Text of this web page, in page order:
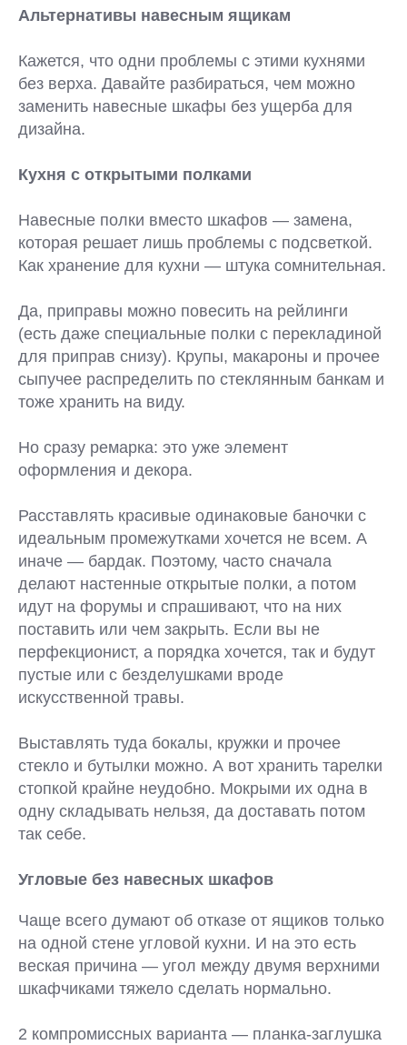
Альтернативы навесным ящикам
Кажется, что одни проблемы с этими кухнями
без верха. Давайте разбираться, чем можно
заменить навесные шкафы без ущерба для
дизайна.
Кухня с открытыми полками
Навесные полки вместо шкафов — замена,
которая решает лишь проблемы с подсветкой.
Как хранение для кухни — штука сомнительная.
Да, приправы можно повесить на рейлинги
(есть даже специальные полки с перекладиной
для приправ снизу). Крупы, макароны и прочее
сыпучее распределить по стеклянным банкам и
тоже хранить на виду.
Но сразу ремарка: это уже элемент
оформления и декора.
Расставлять красивые одинаковые баночки с
идеальным промежутками хочется не всем. А
иначе — бардак. Поэтому, часто сначала
делают настенные открытые полки, а потом
идут на форумы и спрашивают, что на них
поставить или чем закрыть. Если вы не
перфекционист, а порядка хочется, так и будут
пустые или с безделушками вроде
искусственной травы.
Выставлять туда бокалы, кружки и прочее
стекло и бутылки можно. А вот хранить тарелки
стопкой крайне неудобно. Мокрыми их одна в
одну складывать нельзя, да доставать потом
так себе.
Угловые без навесных шкафов
Чаще всего думают об отказе от ящиков только
на одной стене угловой кухни. И на это есть
веская причина — угол между двумя верхними
шкафчиками тяжело сделать нормально.
2 компромиссных варианта — планка-заглушка